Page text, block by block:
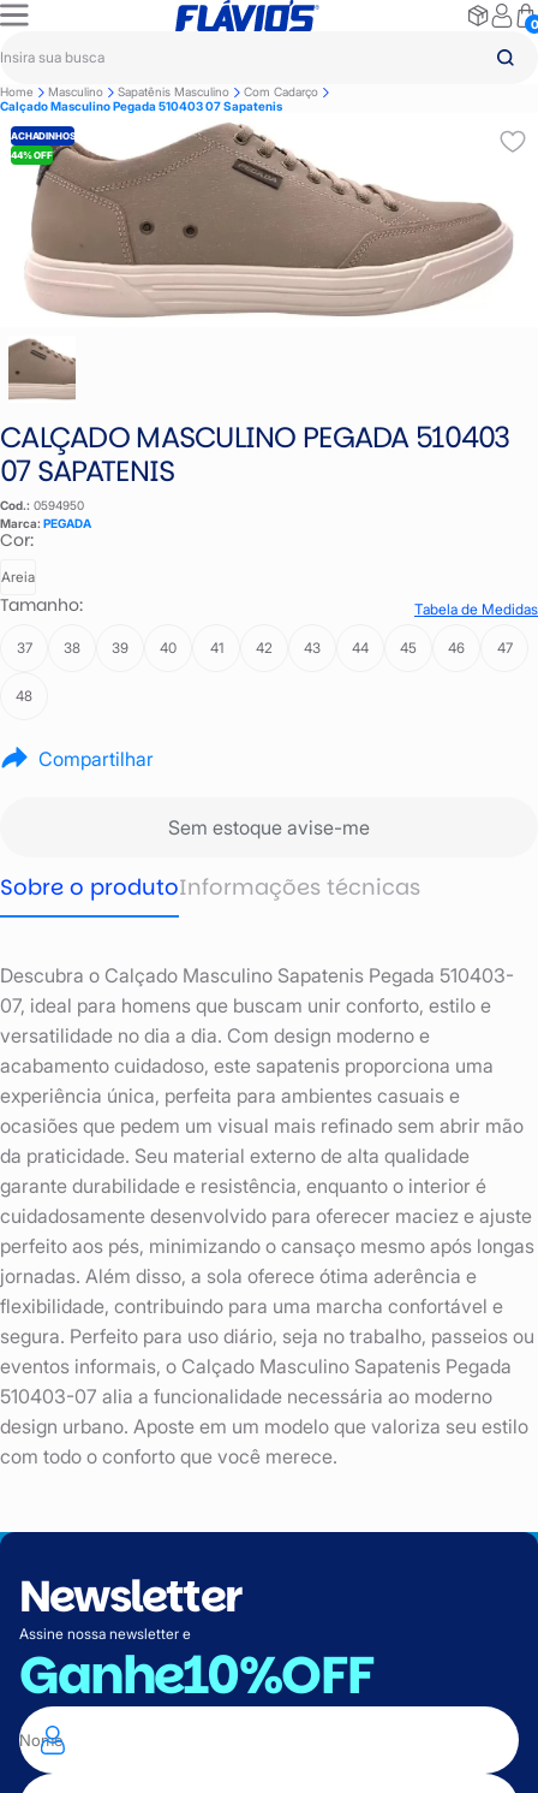
0
Home Masculino Sapatênis Masculino
Com Cadarço
Calçado Masculino Pegada 510403 07 Sapatenis
44% OFF
ACHADINHOS
CALÇADO MASCULINO PEGADA 510403
07 SAPATENIS
Cod.: 0594950
Marca: PEGADA
Cor:
Areia
Tamanho: Tabela de Medidas
37 38 39 40 41 42 43 44 45 46 47
48
Compartilhar
Sem estoque avise-me
Sobre o produtoInformações técnicas
Descubra o Calçado Masculino Sapatenis Pegada 510403-
07, ideal para homens que buscam unir conforto, estilo e
versatilidade no dia a dia. Com design moderno e
acabamento cuidadoso, este sapatenis proporciona uma
experiência única, perfeita para ambientes casuais e
ocasiões que pedem um visual mais refinado sem abrir mão
da praticidade. Seu material externo de alta qualidade
garante durabilidade e resistência, enquanto o interior é
cuidadosamente desenvolvido para oferecer maciez e ajuste
perfeito aos pés, minimizando o cansaço mesmo após longas
jornadas. Além disso, a sola oferece ótima aderência e
flexibilidade, contribuindo para uma marcha confortável e
segura. Perfeito para uso diário, seja no trabalho, passeios ou
eventos informais, o Calçado Masculino Sapatenis Pegada
510403-07 alia a funcionalidade necessária ao moderno
design urbano. Aposte em um modelo que valoriza seu estilo
com todo o conforto que você merece.
Newsletter
Assine nossa newsletter e
Ganhe10%OFF